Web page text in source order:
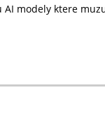
modely ktere